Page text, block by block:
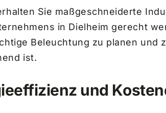
Sie maßgeschneiderte
in Dielheim gerecht
Beleuchtung zu planen
ist.
und